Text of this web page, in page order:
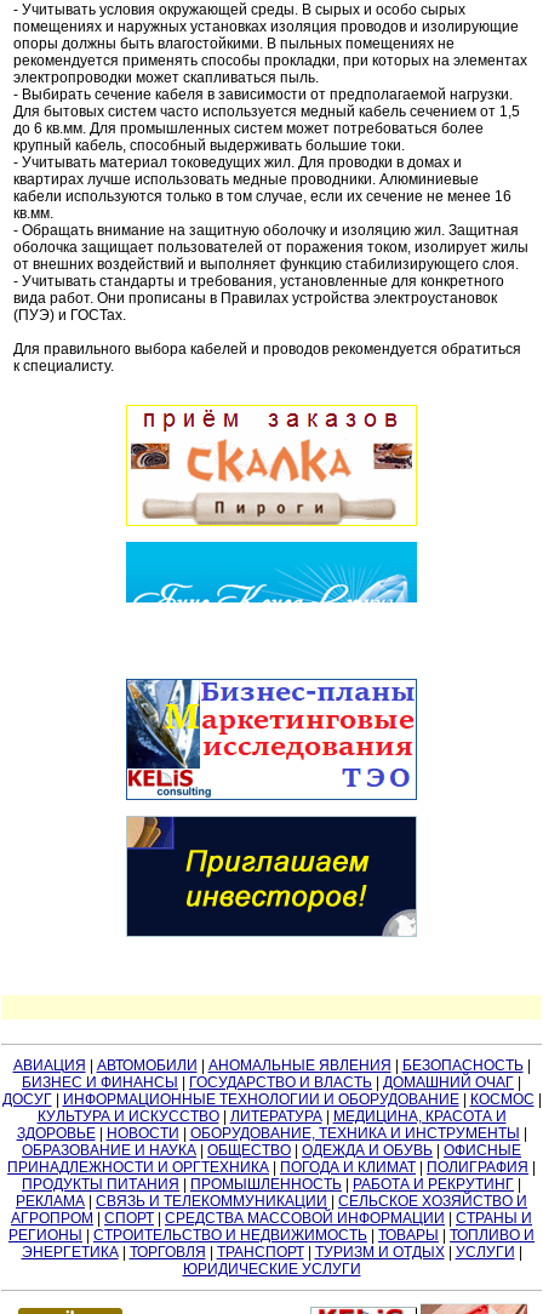
- Учитывать условия окружающей среды. В сырых и особо сырых
помещениях и наружных установках изоляция проводов и изолирующие
опоры должны быть влагостойкими. В пыльных помещениях не
рекомендуется применять способы прокладки, при которых на элементах
электропроводки может скапливаться пыль.
- Выбирать сечение кабеля в зависимости от предполагаемой нагрузки.
Для бытовых систем часто используется медный кабель сечением от 1,5
до 6 кв.мм. Для промышленных систем может потребоваться более
крупный кабель, способный выдерживать большие токи.
- Учитывать материал токоведущих жил. Для проводки в домах и
квартирах лучше использовать медные проводники. Алюминиевые
кабели используются только в том случае, если их сечение не менее 16
кв.мм.
- Обращать внимание на защитную оболочку и изоляцию жил. Защитная
оболочка защищает пользователей от поражения током, изолирует жилы
от внешних воздействий и выполняет функцию стабилизирующего слоя.
- Учитывать стандарты и требования, установленные для конкретного
вида работ. Они прописаны в Правилах устройства электроустановок
(ПУЭ) и ГОСТах.
Для правильного выбора кабелей и проводов рекомендуется обратиться
к специалисту.
АВИАЦИЯ АВТОМОБИЛИ АНОМАЛЬНЫЕ ЯВЛЕНИЯ БЕЗОПАСНОСТЬ|
БИЗНЕС И ФИНАНСЫ
ГОСУДАРСТВО И ВЛАСТЬ ДОМАШНИЙ ОЧАГ
ДОСУГ| ИНФОРМАЦИОННЫЕ ТЕХНОЛОГИИ И ОБОРУДОВАНИЕ| КОСМОС
КУЛЬТУРА И ИСКУССТВО| ЛИТЕРАТУРА|
МЕДИЦИНА, КРАСОТА И
ЗДОРОВЬЕ| НОВОСТИ ОБОРУДОВАНИЕ, ТЕХНИКА И ИНСТРУМЕНТЫ
ОБРАЗОВАНИЕ И НАУКА
ОБЩЕСТВО ОДЕЖДА И ОБУВЬ
ОФИСНЫЕ
ПРИНАДЛЕЖНОСТИ И ОРГТЕХНИКА
ПОГОДА И КЛИМАТ ПОЛИГРАФИЯ
ПРОДУКТЫ ПИТАНИЯ
ПРОМЫШЛЕННОСТЬ РАБОТА И РЕКРУТИНГ
РЕКЛАМА
СВЯЗЬ И ТЕЛЕКОММУНИКАЦИИ
СЕЛЬСКОЕ ХОЗЯЙСТВО И
АГРОПРОМ
СПОРТ СРЕДСТВА МАССОВОЙ ИНФОРМАЦИИ
СТРАНЫ И
РЕГИОНЫ
СТРОИТЕЛЬСТВО И НЕДВИЖИМОСТЬ ТОВАРЫ
ТОПЛИВО И
ЭНЕРГЕТИКА| ТОРГОВЛЯ ТРАНСПОРТ| ТУРИЗМ И ОТДЫХ| УСЛУГИ
ЮРИДИЧЕСКИЕ УСЛУГИ